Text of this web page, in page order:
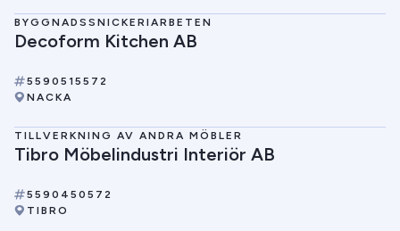
BYGGNADSSNICKERIARBETEN
Decoform Kitchen AB
5590515572
NACKA
TILLVERKNING AV ANDRA MÖBLER
Tibro Möbelindustri Interiör AB
5590450572
TIBRO